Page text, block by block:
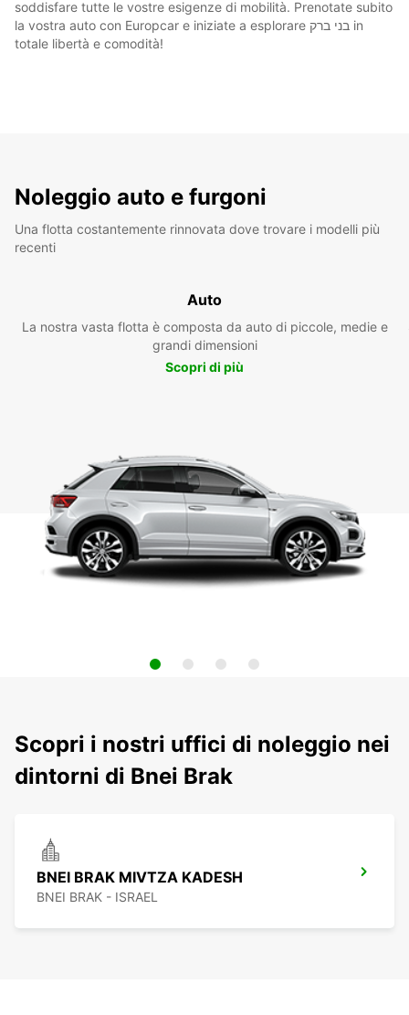
soddisfare tutte le vostre esigenze di mobilità. Prenotate subito
la vostra auto con Europcar e iniziate a esplorare בני ברק in
totale libertà e comodità!
Noleggio auto e furgoni
Una flotta costantemente rinnovata dove trovare i modelli più
recenti
Auto
La nostra vasta flotta è composta da auto di piccole, medie e
grandi dimensioni
Scopri di più
Scopri i nostri uffici di noleggio nei
dintorni di Bnei Brak
BNEI BRAK MIVTZA KADESH
BNEI BRAK - ISRAEL